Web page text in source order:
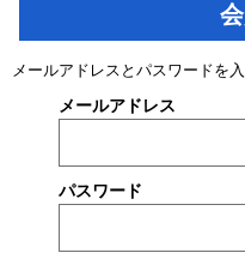
メールアドレスとパスワードを
メールアドレス
パスワード